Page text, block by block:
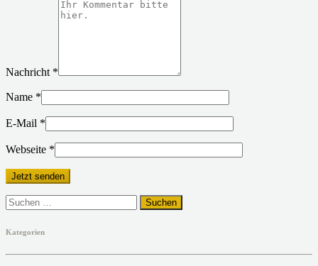
Nachricht *
Name *
E-Mail *
Webseite *
Suchen
nach:
Kategorien